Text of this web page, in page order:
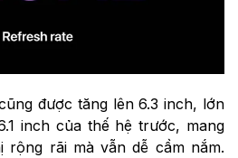
được tăng lên 6.3 inch, lớn
inch của thế hệ trước, mang
rộng rãi mà vẫn dễ cầm nắm.